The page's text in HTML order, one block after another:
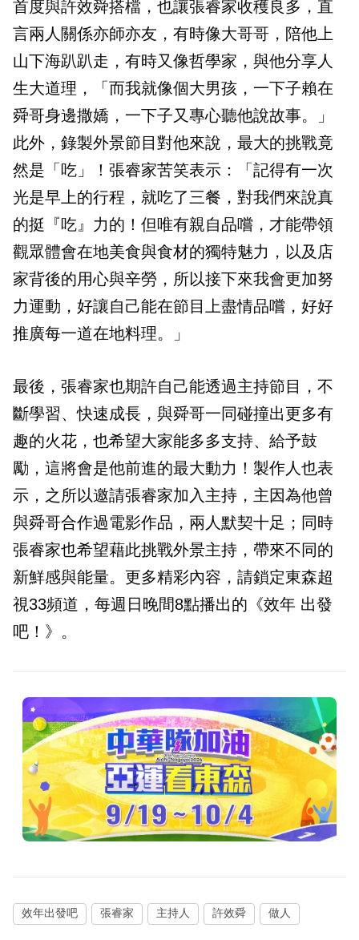
首度與許效舜搭檔，也讓張睿家收穫良多，直
言兩人關係亦師亦友，有時像大哥哥，陪他上
山下海趴趴走，有時又像哲學家，與他分享人
生大道理，「而我就像個大男孩，一下子賴在
舜哥身邊撒嬌，一下子又專心聽他說故事。」
此外，錄製外景節目對他來說，最大的挑戰竟
然是「吃」！張睿家苦笑表示：「記得有一次
光是早上的行程，就吃了三餐，對我們來說真
的挺『吃』力的！但唯有親自品嚐，才能帶領
觀眾體會在地美食與食材的獨特魅力，以及店
家背後的用心與辛勞，所以接下來我會更加努
力運動，好讓自己能在節目上盡情品嚐，好好
推廣每一道在地料理。」
最後，張睿家也期許自己能透過主持節目，不
斷學習、快速成長，與舜哥一同碰撞出更多有
趣的火花，也希望大家能多多支持、給予鼓
勵，這將會是他前進的最大動力！製作人也表
示，之所以邀請張睿家加入主持，主因為他曾
與舜哥合作過電影作品，兩人默契十足；同時
張睿家也希望藉此挑戰外景主持，帶來不同的
新鮮感與能量。更多精彩內容，請鎖定東森超
視33頻道，每週日晚間8點播出的《效年 出發
吧！》。
效年出發吧 張睿家 主持人 許效舜 做人